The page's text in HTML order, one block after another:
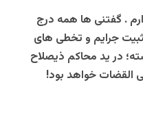
. گفتنی ها همه درج
جرایم و تخطی های
در ید محاکم ذیصلاح
القضات خواهد بود!